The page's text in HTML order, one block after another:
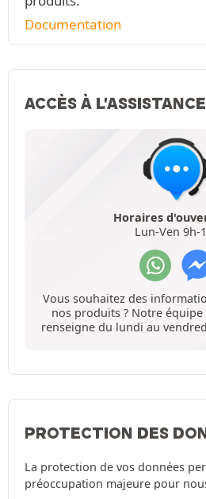
Documentation
ACCÈS À L'ASSISTANCE
Horaires
Lun-Ven 9h-
Vous souhaitez des
nos produits ? Notre
renseigne du lundi au
PROTECTION DES
La protection de vos données
préoccupation majeure pour